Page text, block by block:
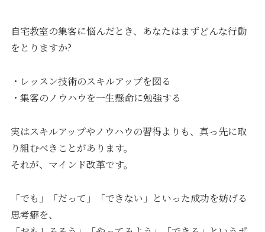
自宅教室の集客に悩んだとき、あなたはまずどんな行動
をとりますか?
・レッスン技術のスキルアップを図る
・集客のノウハウを一生懸命に勉強する
実はスキルアップやノウハウの習得よりも、真っ先に取
り組むべきことがあります。
それが、マインド改革です。
「でも」「だって」「できない」といった成功を妨げる
思考癖を、